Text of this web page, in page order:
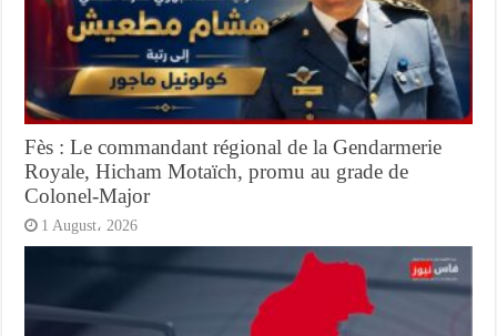
Fès : Le commandant régional de la Gendarmerie
Royale, Hicham Motaïch, promu au grade de
Colonel-Major
1 August، 2026